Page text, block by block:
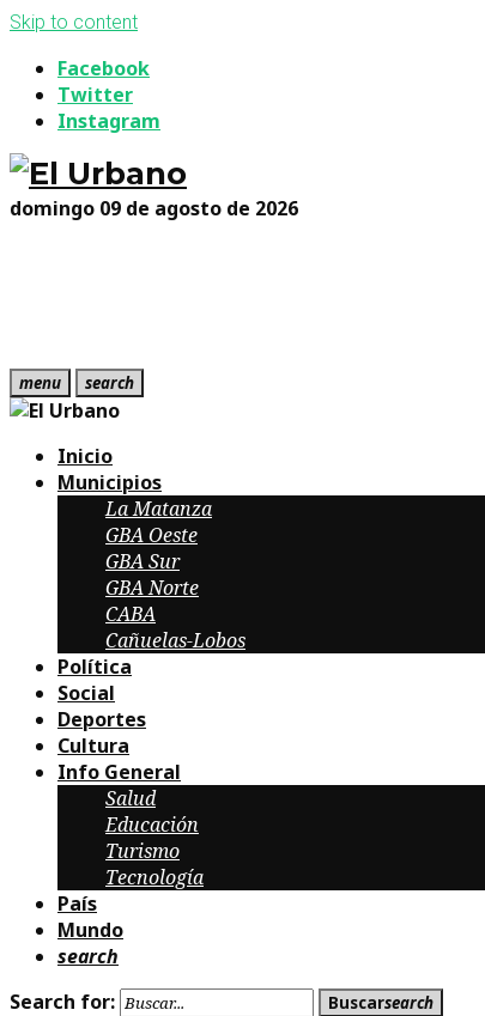
Skip to content
Facebook
Twitter
Instagram
domingo 09 de agosto de 2026
menu search
Inicio
Municipios
La Matanza
GBA Oeste
GBA Sur
GBA Norte
CABA
Cañuelas-Lobos
Política
Social
Deportes
Cultura
Info General
Salud
Educación
Turismo
Tecnología
País
Mundo
search
Search for:
Buscarsearch